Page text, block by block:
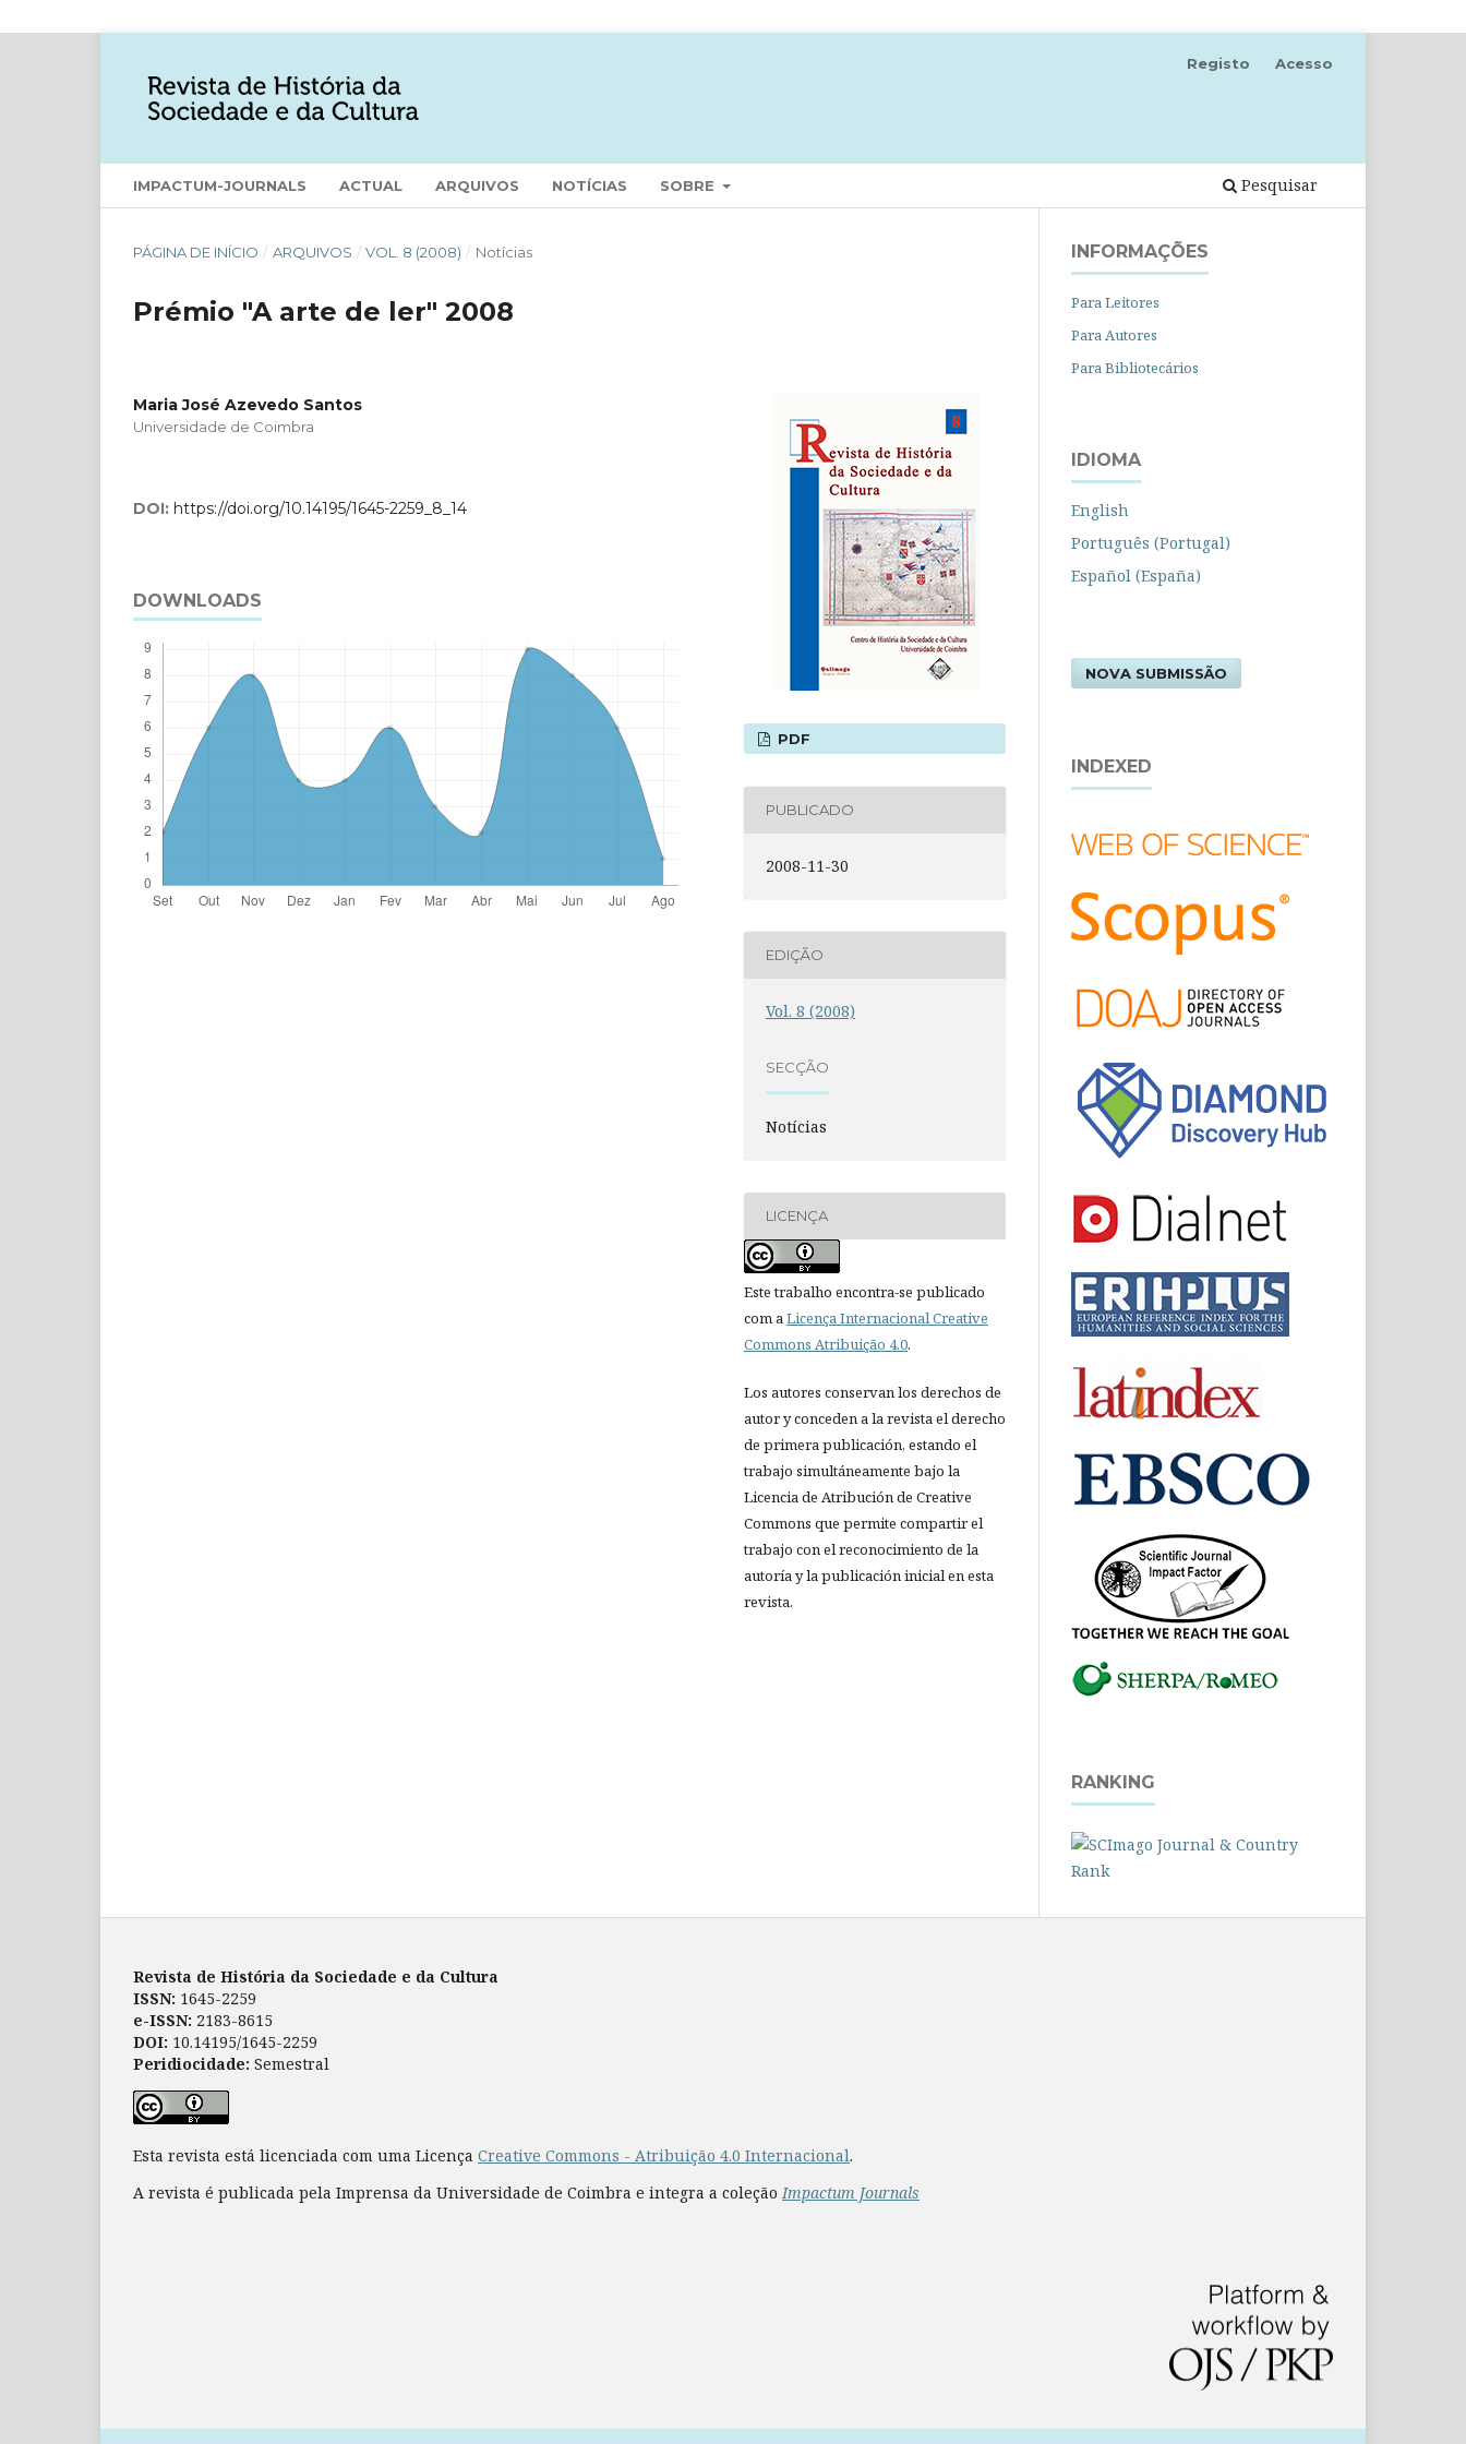
IMPACTUM-JOURNALS ACTUAL ARQUIVOS NOTÍCIAS SOBRE Pesquisar
Registo Acesso
PÁGINA DE INÍCIO / ARQUIVOS / VOL. 8 (2008) / Notícias
Prémio "A arte de ler" 2008
Maria José Azevedo Santos
Universidade de Coimbra
DOI: https://doi.org/10.14195/1645-2259_8_14
DOWNLOADS
PDF
PUBLICADO
2008-11-30
EDIÇÃO
Vol. 8 (2008)
SECÇÃO
Notícias
LICENÇA
Este trabalho encontra-se publicado
com aLicença Internacional Creative
Commons Atribuição 4.0.
Los autores conservan los derechos de
autor y conceden a la revista el derecho
de primera publicación, estando el
trabajo simultáneamente bajo la
Licencia de Atribución de Creative
Commons que permite compartir el
trabajo con el reconocimiento de la
autoría y la publicación inicial en esta
revista.
INFORMAÇÕES
Para Leitores
Para Autores
Para Bibliotecários
IDIOMA
English
Português (Portugal)
Español (España)
NOVA SUBMISSÃO
INDEXED
RANKING
Revista de História da Sociedade e da Cultura
ISSN: 1645-2259
e-ISSN: 2183-8615
DOI: 10.14195/1645-2259
Peridiocidade: Semestral
Esta revista está licenciada com uma Licença Creative Commons - Atribuição 4.0 Internacional.
A revista é publicada pela Imprensa da Universidade de Coimbra e integra a coleção Impactum Journals